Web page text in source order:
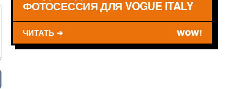
ФОТОСЕССИЯ ДЛЯ VOGUE ITALY
ЧИТАТЬ ➔ WOW!